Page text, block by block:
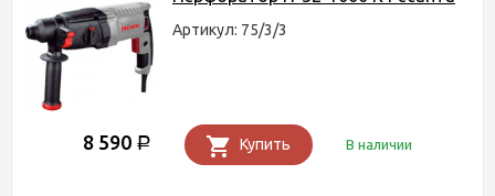
Артикул: 75/3/3
8 590 Р Купить В наличии